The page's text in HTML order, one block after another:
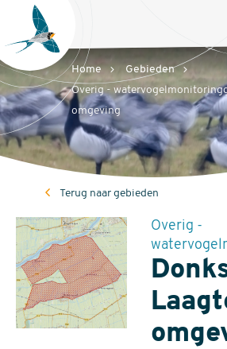
Sovon
Homepage
Home
Gebieden
Overig -
omgeving
Terug naar gebieden
Overig -